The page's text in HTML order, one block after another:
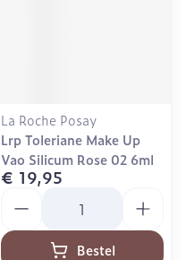
La Roche Posay
Lrp Toleriane Make Up
Vao Silicum Rose 02 6ml
€ 19,95
Bestel